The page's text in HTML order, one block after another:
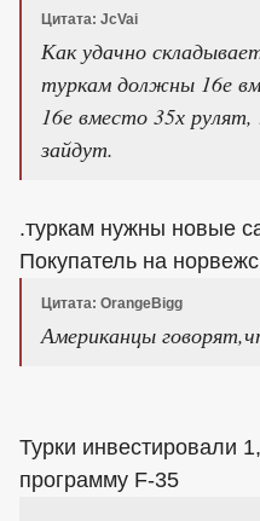
Цитата: JcVai
Как удачно
туркам должны 16е
16е вместо 35х
зайдут.
.туркам нужны новые
Покупатель на
Цитата: OrangeBigg
Американцы
Турки инвестировали
программу F-35